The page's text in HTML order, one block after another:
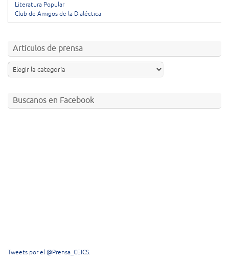
Literatura Popular
Club de Amigos de la Dialéctica
Artículos de prensa
Buscanos en Facebook
Tweets por el @Prensa_CEICS.